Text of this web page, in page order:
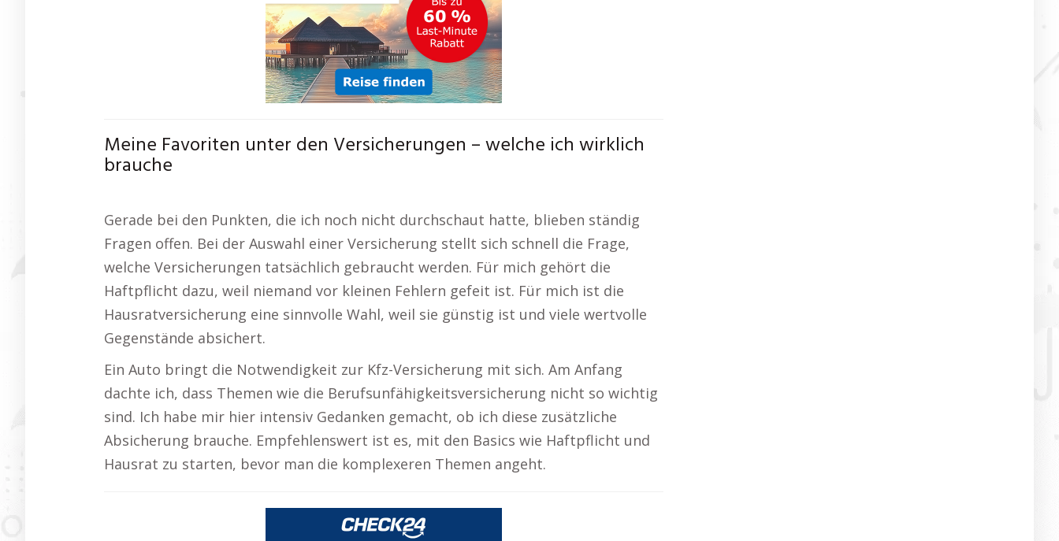
Meine Favoriten unter den Versicherungen – welche ich wirklich
brauche
Gerade bei den Punkten, die ich noch nicht durchschaut hatte, blieben ständig
Fragen offen. Bei der Auswahl einer Versicherung stellt sich schnell die Frage,
welche Versicherungen tatsächlich gebraucht werden. Für mich gehört die
Haftpflicht dazu, weil niemand vor kleinen Fehlern gefeit ist. Für mich ist die
Hausratversicherung eine sinnvolle Wahl, weil sie günstig ist und viele wertvolle
Gegenstände absichert.
Ein Auto bringt die Notwendigkeit zur Kfz-Versicherung mit sich. Am Anfang
dachte ich, dass Themen wie die Berufsunfähigkeitsversicherung nicht so wichtig
sind. Ich habe mir hier intensiv Gedanken gemacht, ob ich diese zusätzliche
Absicherung brauche. Empfehlenswert ist es, mit den Basics wie Haftpflicht und
Hausrat zu starten, bevor man die komplexeren Themen angeht.